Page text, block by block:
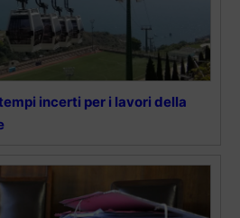
incerti per i lavori della